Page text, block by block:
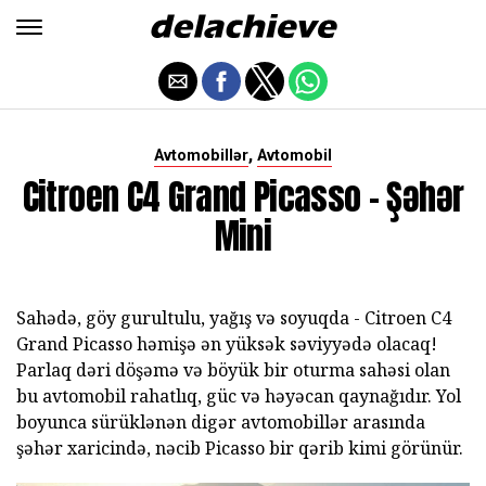
Avtomobillər, Avtomobil
Citroen C4 Grand Picasso - Şəhər
Mini
Sahədə, göy gurultulu, yağış və soyuqda - Citroen C4
Grand Picasso həmişə ən yüksək səviyyədə olacaq!
Parlaq dəri döşəmə və böyük bir oturma sahəsi olan
bu avtomobil rahatlıq, güc və həyəcan qaynağıdır. Yol
boyunca sürüklənən digər avtomobillər arasında
şəhər xaricində, nəcib Picasso bir qərib kimi görünür.